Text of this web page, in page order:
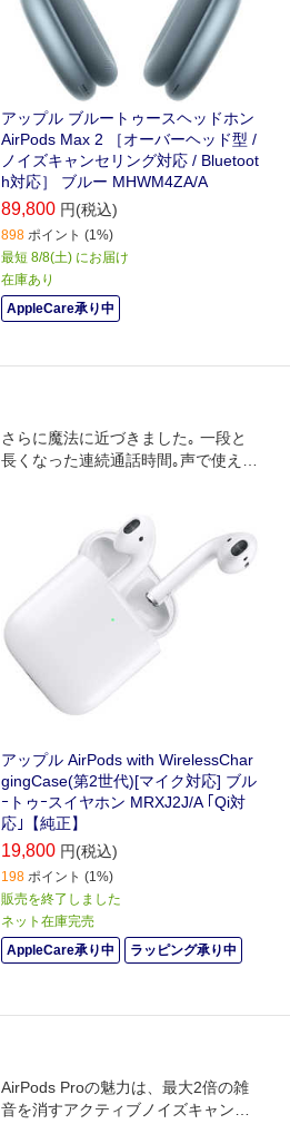
アップル ブルートゥースヘッドホン
AirPods Max 2 ［オーバーヘッド型 /
ノイズキャンセリング対応 / Bluetoot
h対応］ ブルー MHWM4ZA/A
89,800 円(税込)
898 ポイント (1%)
最短 8/8(土) にお届け
在庫あり
AppleCare承り中
さらに魔法に近づきました｡ 一段と
長くなった連続通話時間｡声で使える
アップル AirPods with WirelessChar
gingCase(第2世代)[マイク対応] ブル
ｰトゥｰスイヤホン MRXJ2J/A ｢Qi対
応｣【純正】
19,800 円(税込)
198 ポイント (1%)
販売を終了しました
ネット在庫完売
AppleCare承り中
ラッピング承り中
AirPods Proの魅力は、最大2倍の雑
音を消すアクティブノイズキャンセ